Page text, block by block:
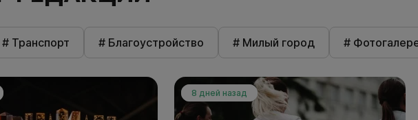
# Транспорт # Благоустройство # Милый город #
8 дней назад